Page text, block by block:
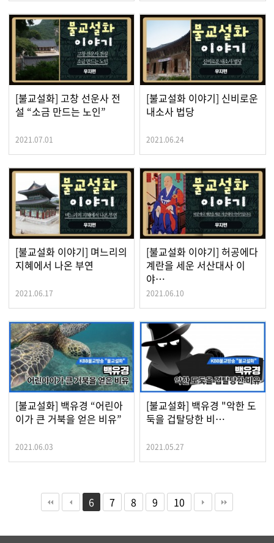
[불교설화] 고창 선운사 전
설 “소금 만드는 노인”
2021.07.01
[불교설화 이야기] 신비로운
내소사 법당
2021.06.24
[불교설화 이야기] 며느리의
지혜에서 나온 부연
2021.06.17
[불교설화 이야기] 허공에다
계란을 세운 서산대사 이
야…
2021.06.10
[불교설화] 백유경 “어린아
이가 큰 거북을 얻은 비유”
2021.06.03
[불교설화] 백유경 "악한 도
둑을 겁탈당한 비…
2021.05.27
6 7 8 9 10